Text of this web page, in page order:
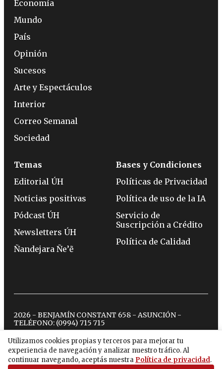
Utilizamos cookies propias y terceros para mejorar tu
experiencia de navegación y analizar nuestro tráfico. Al
continuar navegando, aceptás nuestra Política de privacidad.
Economía
Mundo
País
Opinión
Sucesos
Arte y Espectáculos
Interior
Correo Semanal
Sociedad
Temas
Editorial ÚH
Noticias positivas
Pódcast ÚH
Newsletters ÚH
Ñandejara Ñe’ẽ
Bases y Condiciones
Políticas de Privacidad
Política de uso de la IA
Servicio de
Suscripción a Crédito
Política de Calidad
2026 - BENJAMÍN CONSTANT 658 - ASUNCIÓN -
TELÉFONO: (0994) 715 715
twitterinstagram
facebook
tiktokyoutubespotify